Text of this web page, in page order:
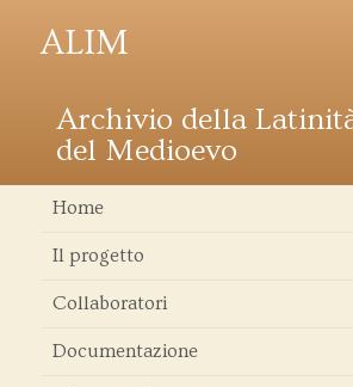
ALIM
Archivio della
del Medioevo
Home
Il progetto
Collaboratori
Documentazione